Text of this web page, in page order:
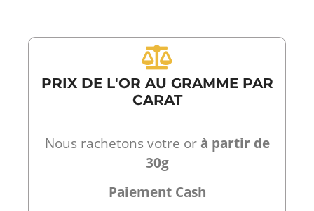
PRIX DE L'OR AU GRAMME PAR
CARAT
Nous rachetons votre orà partir de
30g
Paiement Cash